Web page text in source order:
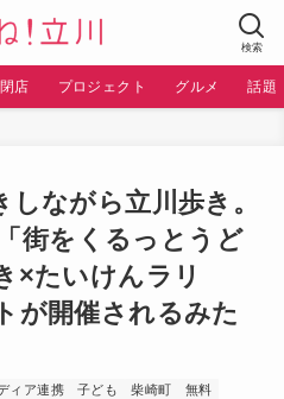
検索
店 プロジェクト グルメ 話題
しながら立川歩き。
街をくるっとうど
×たいけんラリ
が開催されるみた
ィア連携 子ども 柴崎町 無料